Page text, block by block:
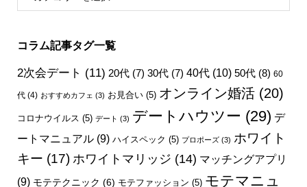
コラム記事タグ一覧
2次会デート (11) 20代(7) 30代(7) 40代 (10) 50代(8) 60
代(4) おすすめカフェ (3) お見合い(5) オンライン婚活(20)
コロナウイルス (5) デート (3) デートハウツー (29) デ
ートマニュアル(9) ハイスペック (5) プロポーズ(3) ホワイト
キー (17) ホワイトマリッジ (14) マッチングアプリ
(9) モテテクニック (6) モテファッション (5) モテマニュ
シェア 会社概要